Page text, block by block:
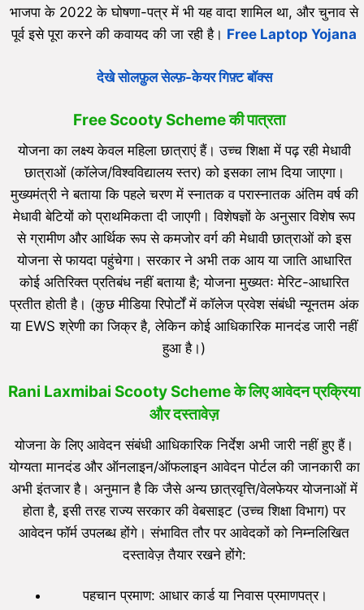
भाजपा के 2022 के घोषणा-पत्र में भी यह वादा शामिल था, और चुनाव से
पूर्व इसे पूरा करने की कवायद की जा रही है। Free Laptop Yojana
देखे सोलफ़ुल सेल्फ़-केयर गिफ़्ट बॉक्स
Free Scooty Scheme की पात्रता
योजना का लक्ष्य केवल महिला छात्राएं हैं। उच्च शिक्षा में पढ़ रही मेधावी
छात्राओं (कॉलेज/विश्वविद्यालय स्तर) को इसका लाभ दिया जाएगा।
मुख्यमंत्री ने बताया कि पहले चरण में स्नातक व परास्नातक अंतिम वर्ष की
मेधावी बेटियों को प्राथमिकता दी जाएगी। विशेषज्ञों के अनुसार विशेष रूप
से ग्रामीण और आर्थिक रूप से कमजोर वर्ग की मेधावी छात्राओं को इस
योजना से फायदा पहुंचेगा। सरकार ने अभी तक आय या जाति आधारित
कोई अतिरिक्त प्रतिबंध नहीं बताया है; योजना मुख्यतः मेरिट-आधारित
प्रतीत होती है। (कुछ मीडिया रिपोर्टों में कॉलेज प्रवेश संबंधी न्यूनतम अंक
या EWS श्रेणी का जिक्र है, लेकिन कोई आधिकारिक मानदंड जारी नहीं
हुआ है।)
Rani Laxmibai Scooty Scheme के लिए आवेदन प्रक्रिया
और दस्तावेज़
योजना के लिए आवेदन संबंधी आधिकारिक निर्देश अभी जारी नहीं हुए हैं।
योग्यता मानदंड और ऑनलाइन/ऑफलाइन आवेदन पोर्टल की जानकारी का
अभी इंतजार है। अनुमान है कि जैसे अन्य छात्रवृत्ति/वेलफेयर योजनाओं में
होता है, इसी तरह राज्य सरकार की वेबसाइट (उच्च शिक्षा विभाग) पर
आवेदन फॉर्म उपलब्ध होंगे। संभावित तौर पर आवेदकों को निम्नलिखित
दस्तावेज़ तैयार रखने होंगे:
पहचान प्रमाण: आधार कार्ड या निवास प्रमाणपत्र।